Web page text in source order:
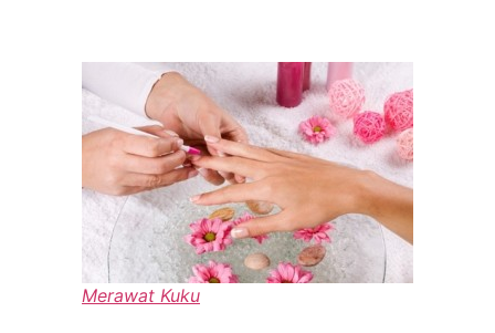
Merawat Kuku